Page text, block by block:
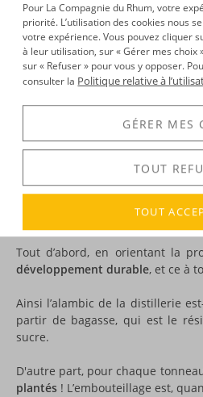
DÉCOUVERTE
Voir tous les produits :Gaya
DESCRIPTION
a décidé de
spiritueux élaboré, tout comme
fraîcheur et de renouveau dans ce
Tout d’abord, en orientant la
développement durable, et ce à
Ainsi l’alambic de la distillerie
partir de bagasse, qui est le
sucre.
D'autre part, pour chaque
plantés ! L’embouteillage est,
Pour La Compagnie du Rhum, votre
priorité. L’utilisation des cookies nous
votre expérience. Vous pouvez cliquer
à leur utilisation, sur « Gérer mes choix
sur « Refuser » pour vous y opposer.
consulter la Politique relative à
GÉRER MES
TOUT
TOUT